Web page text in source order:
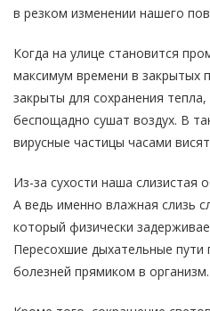
в резком изменении нашего
Когда на улице становится
максимум времени в закрытых
закрыты для сохранения
беспощадно сушат воздух. В
вирусные частицы часами
Из-за сухости наша слизистая
А ведь именно влажная слизь
который физически
Пересохшие дыхательные пути
болезней прямиком в организм.